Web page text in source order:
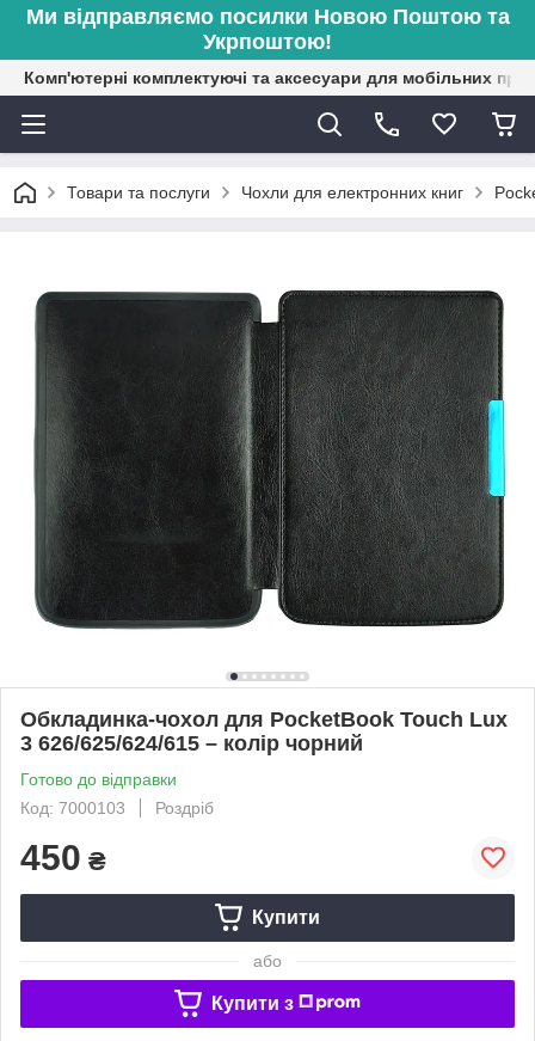
Ми відправляємо посилки Новою Поштою та
Укрпоштою!
Комп'ютерні комплектуючі та аксесуари для мобільних
Товари та послуги Чохли для електронних книг
Обкладинка-чохол для PocketBook Touch Lux
3 626/625/624/615 – колір чорний
Готово до відправки
Код: 7000103
Роздріб
450 ₴
Купити
або
Купити з